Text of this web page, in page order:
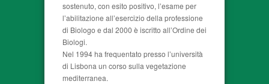
sostenuto, con esito positivo, l’esame per
l’abilitazione all’esercizio della professione
di Biologo e dal 2000 è iscritto all’Ordine dei
Biologi.
Nel 1994 ha frequentato presso l’università
di Lisbona un corso sulla vegetazione
mediterranea.